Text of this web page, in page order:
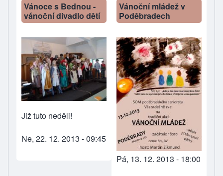
Vánoce s Bednou -
vánoční divadlo dětí
Již tuto neděli!
Ne, 22. 12. 2013 - 09:45
Vánoční mládež v
Poděbradech
Pá, 13. 12. 2013 - 18:00